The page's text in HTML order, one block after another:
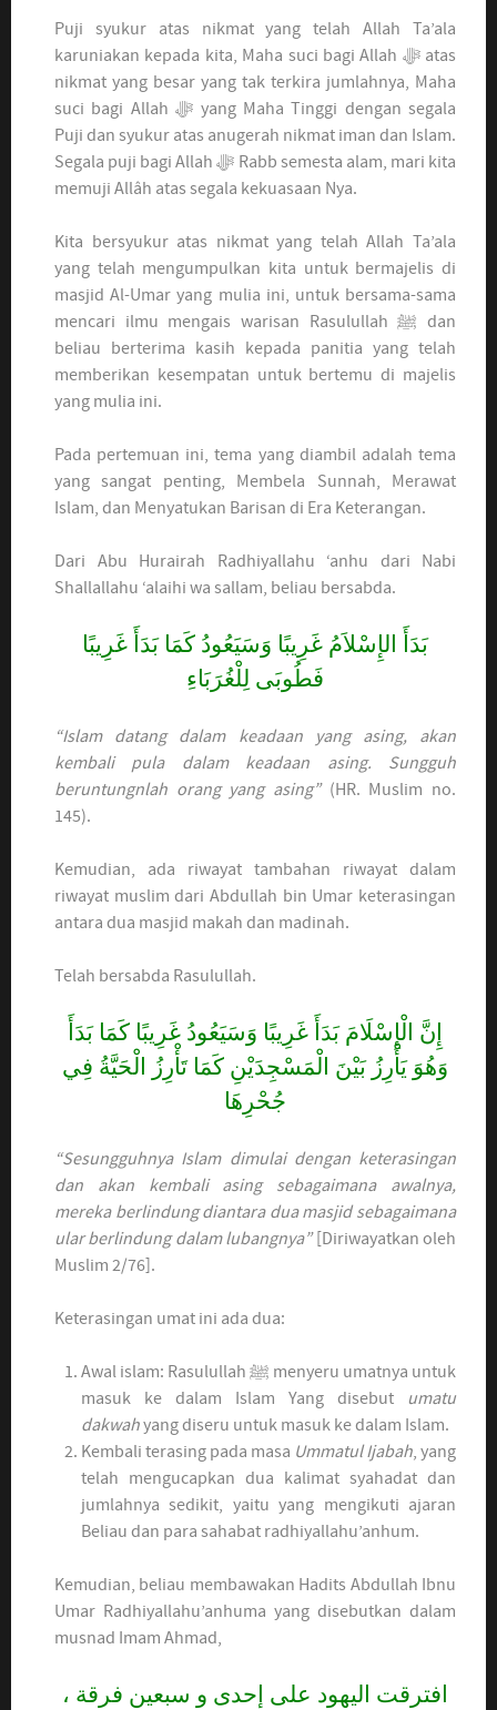
Puji syukur atas nikmat yang telah Allah Ta’ala
karuniakan kepada kita, Maha suci bagi Allah ﷻ atas
nikmat yang besar yang tak terkira jumlahnya, Maha
suci bagi Allah ﷻ yang Maha Tinggi dengan segala
Puji dan syukur atas anugerah nikmat iman dan Islam.
Segala puji bagi Allah ﷻ Rabb semesta alam, mari kita
memuji Allâh atas segala kekuasaan Nya.
Kita bersyukur atas nikmat yang telah Allah Ta’ala
yang telah mengumpulkan kita untuk bermajelis di
masjid Al-Umar yang mulia ini, untuk bersama-sama
mencari ilmu mengais warisan Rasulullah ﷺ dan
beliau berterima kasih kepada panitia yang telah
memberikan kesempatan untuk bertemu di majelis
yang mulia ini.
Pada pertemuan ini, tema yang diambil adalah tema
yang sangat penting, Membela Sunnah, Merawat
Islam, dan Menyatukan Barisan di Era Keterangan.
Dari Abu Hurairah Radhiyallahu ‘anhu dari Nabi
Shallallahu ‘alaihi wa sallam, beliau bersabda.
بَدَأَ الإِسْلاَمُ غَرِيبًا وَسَيَعُودُ كَمَا بَدَأَ غَرِيبًا
فَطُوبَى لِلْغُرَبَاءِ
“Islam datang dalam keadaan yang asing, akan
kembali pula dalam keadaan asing. Sungguh
beruntungnlah orang yang asing”(HR. Muslim no.
145).
Kemudian, ada riwayat tambahan riwayat dalam
riwayat muslim dari Abdullah bin Umar keterasingan
antara dua masjid makah dan madinah.
Telah bersabda Rasulullah.
إِنَّ الْإِسْلَامَ بَدَأَ غَرِيبًا وَسَيَعُودُ غَرِيبًا كَمَا بَدَأَ
وَهُوَ يَأْرِزُ بَيْنَ الْمَسْجِدَيْنِ كَمَا تَأْرِزُ الْحَيَّةُ فِي
جُحْرِهَا
“Sesungguhnya Islam dimulai dengan keterasingan
dan akan kembali asing sebagaimana awalnya,
mereka berlindung diantara dua masjid sebagaimana
ular berlindung dalam lubangnya” [Diriwayatkan oleh
Muslim 2/76].
Keterasingan umat ini ada dua:
Awal islam: Rasulullah ﷺ menyeru umatnya untuk
masuk ke dalam Islam Yang disebut umatu
dakwahyang diseru untuk masuk ke dalam Islam.
Kembali terasing pada masa Ummatul Ijabah, yang
telah mengucapkan dua kalimat syahadat dan
jumlahnya sedikit, yaitu yang mengikuti ajaran
Beliau dan para sahabat radhiyallahu’anhum.
Kemudian, beliau membawakan Hadits Abdullah Ibnu
Umar Radhiyallahu’anhuma yang disebutkan dalam
musnad Imam Ahmad,
افترقت اليهود على إحدى و سبعين فرقة ،